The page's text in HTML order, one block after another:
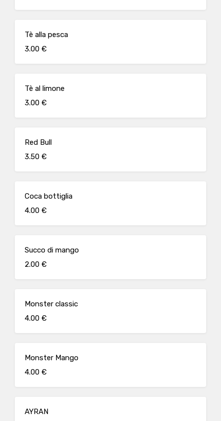
Tè alla pesca
3.00 €
Tè al limone
3.00 €
Red Bull
3.50 €
Coca bottiglia
4.00 €
Succo di mango
2.00 €
Monster classic
4.00 €
Monster Mango
4.00 €
AYRAN